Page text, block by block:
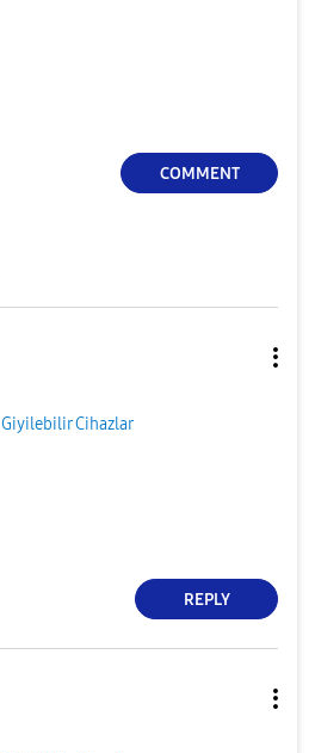
COMMENT
Giyilebilir Cihazlar
REPLY